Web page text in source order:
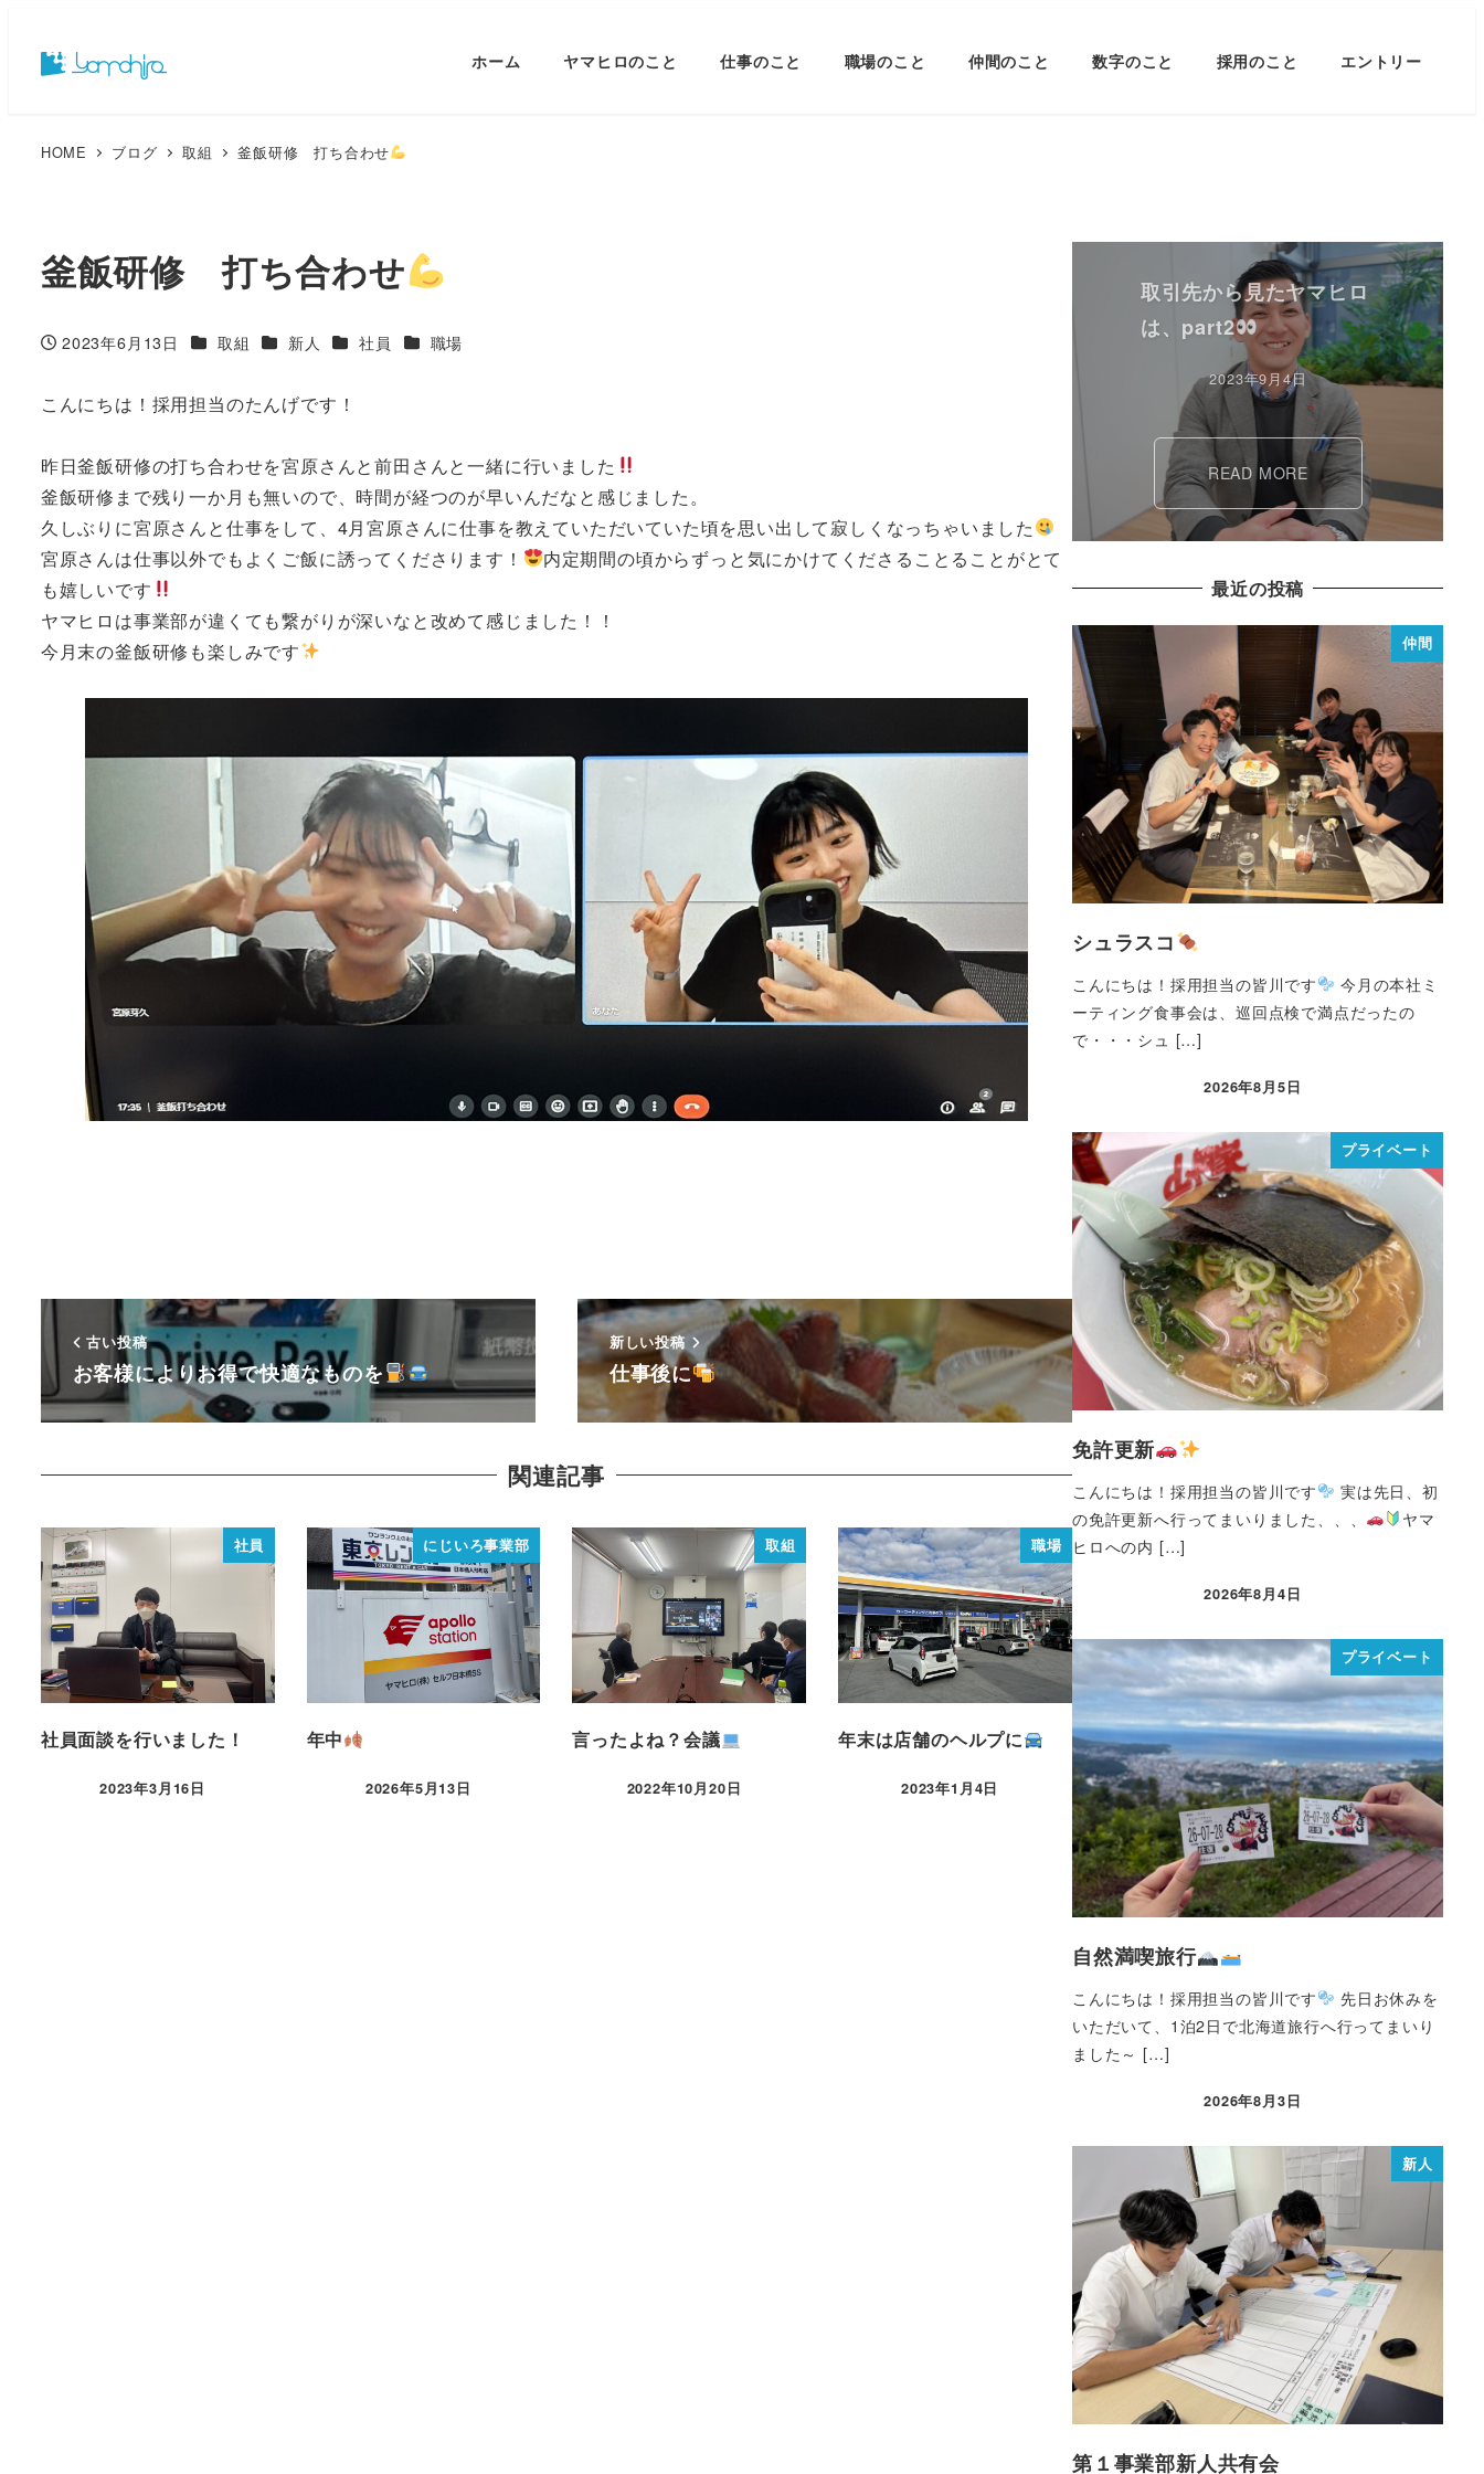
ホーム ヤマヒロのこと 仕事のこと 職場のこと 仲間のこと 数字のこと 採用のこと エントリー
HOME ブログ 取組 釜飯研修 打ち合わせ
釜飯研修 打ち合わせ
投稿日
2023年6月13日 カテゴリー
取組 カテゴリー
新人 カテゴリー
社員 カテゴリー
職場
こんにちは！採用担当のたんげです！
昨日釜飯研修の打ち合わせを宮原さんと前田さんと一緒に行いました
釜飯研修まで残り一か月も無いので、時間が経つのが早いんだなと感じました。
久しぶりに宮原さんと仕事をして、4月宮原さんに仕事を教えていただいていた頃を思い出して寂しくなっちゃいました
宮原さんは仕事以外でもよくご飯に誘ってくださります！
内定期間の頃からずっと気にかけてくださることることがとて
も嬉しいです
ヤマヒロは事業部が違くても繋がりが深いなと改めて感じました！！
今月末の釜飯研修も楽しみです
古い投稿
お客様によりお得で快適なものを
新しい投稿
仕事後に
関連記事
社員
社員面談を行いました！
2023年3月16日
にじいろ事業部
年中
2026年5月13日
取組
言ったよね？会議
2022年10月20日
職場
年末は店舗のヘルプに
2023年1月4日
取引先から見たヤマヒロ
は、part2
2023年9月4日
READ MORE
最近の投稿
仲間
シュラスコ
こんにちは！採用担当の皆川です
今月の本社ミ
ーティング食事会は、巡回点検で満点だったの
で・・・シュ […]
2026年8月5日
プライベート
免許更新
こんにちは！採用担当の皆川です
実は先日、初
の免許更新へ行ってまいりました、、、
ヤマ
ヒロへの内 […]
2026年8月4日
プライベート
自然満喫旅行
こんにちは！採用担当の皆川です
先日お休みを
いただいて、1泊2日で北海道旅行へ行ってまいり
ました～ […]
2026年8月3日
新人
第１事業部新人共有会